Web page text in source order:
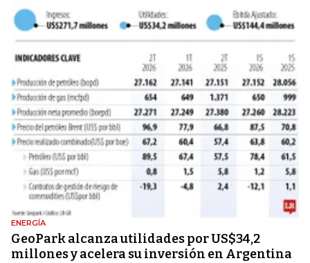
ENERGÍA
GeoPark alcanza utilidades por US$34,2
millones y acelera su inversión en Argentina